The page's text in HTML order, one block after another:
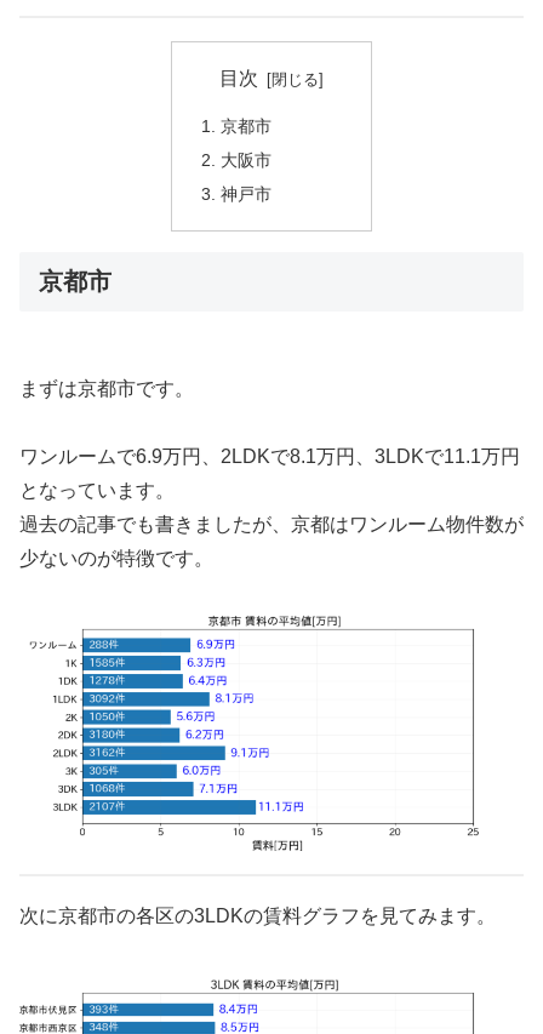
目次
京都市
大阪市
神戸市
京都市
まずは京都市です。
ワンルームで6.9万円、2LDKで8.1万円、3LDKで11.1万円
となっています。
過去の記事でも書きましたが、京都はワンルーム物件数が
少ないのが特徴です。
次に京都市の各区の3LDKの賃料グラフを見てみます。